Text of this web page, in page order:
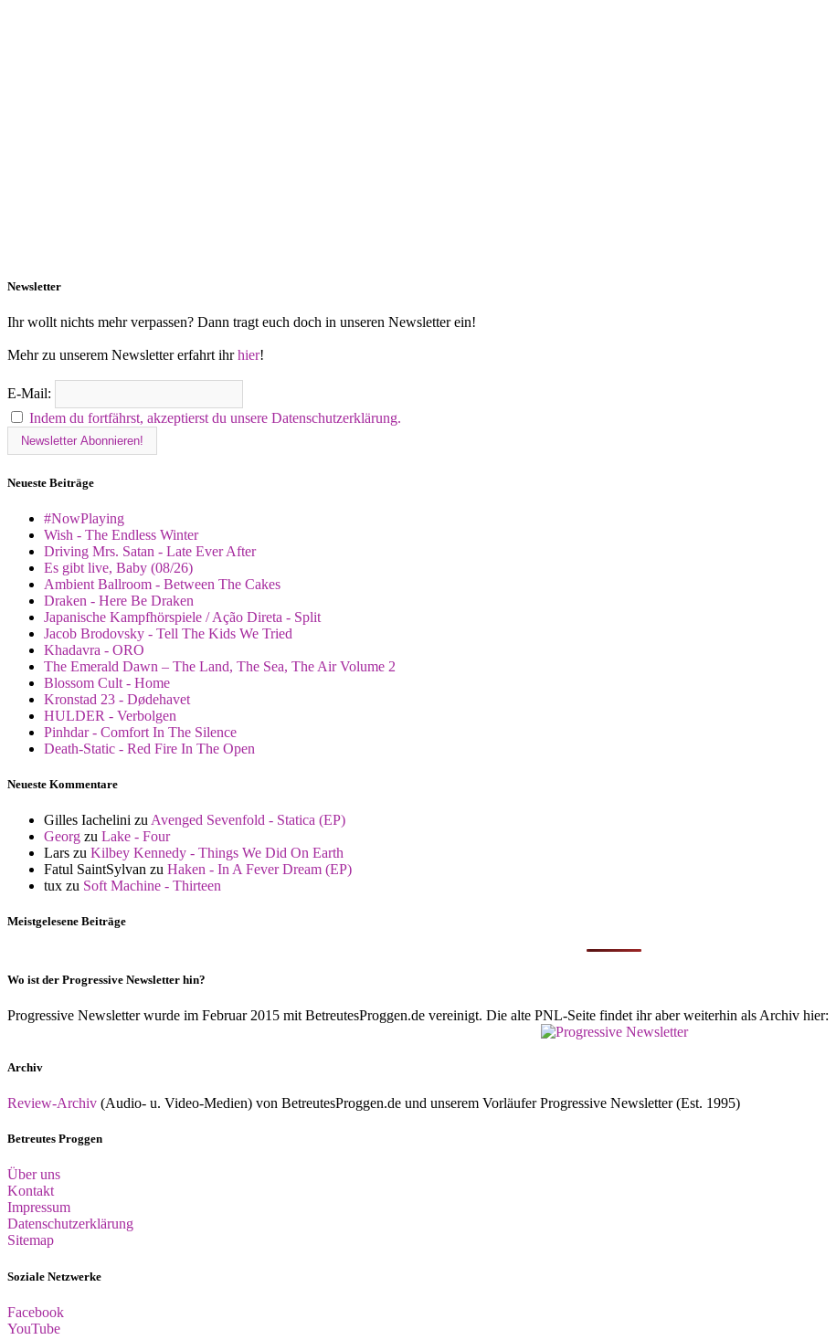
Newsletter
Ihr wollt nichts mehr verpassen? Dann tragt euch doch in unseren Newsletter ein!
Mehr zu unserem Newsletter erfahrt ihrhier!
E-Mail:
Indem du fortfährst, akzeptierst du unsere Datenschutzerklärung.
Neueste Beiträge
#NowPlaying
Wish - The Endless Winter
Driving Mrs. Satan - Late Ever After
Es gibt live, Baby (08/26)
Ambient Ballroom - Between The Cakes
Draken - Here Be Draken
Japanische Kampfhörspiele / Ação Direta - Split
Jacob Brodovsky - Tell The Kids We Tried
Khadavra - ORO
The Emerald Dawn – The Land, The Sea, The Air Volume 2
Blossom Cult - Home
Kronstad 23 - Dødehavet
HULDER - Verbolgen
Pinhdar - Comfort In The Silence
Death-Static - Red Fire In The Open
Neueste Kommentare
Gilles Iachelini zu Avenged Sevenfold - Statica (EP)
Georg zu Lake - Four
Lars zu Kilbey Kennedy - Things We Did On Earth
Fatul SaintSylvan zu Haken - In A Fever Dream (EP)
tux zu Soft Machine - Thirteen
Meistgelesene Beiträge
Wo ist der Progressive Newsletter hin?
Progressive Newsletter wurde im Februar 2015 mit BetreutesProggen.de vereinigt. Die alte PNL-Seite findet ihr aber weiterhin als Archiv hier:
Archiv
Review-Archiv (Audio- u. Video-Medien) von BetreutesProggen.de und unserem Vorläufer Progressive Newsletter (Est. 1995)
Betreutes Proggen
Über uns
Kontakt
Impressum
Datenschutzerklärung
Sitemap
Soziale Netzwerke
Facebook
YouTube